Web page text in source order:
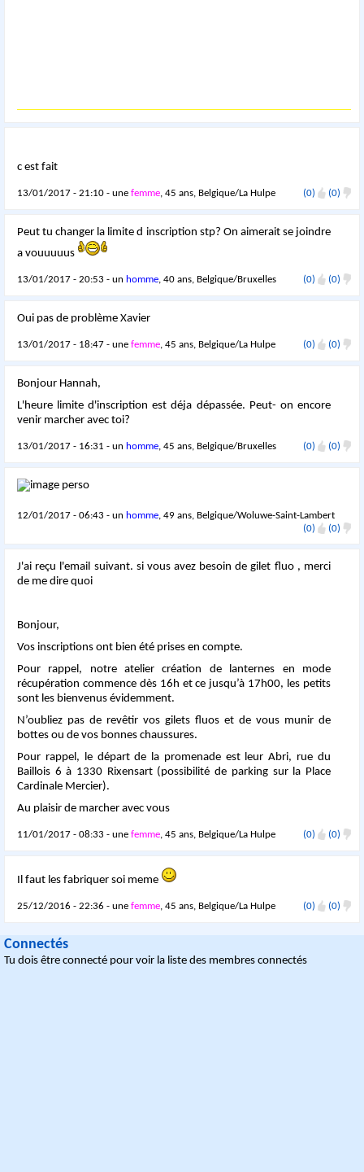
c est fait
13/01/2017 - 21:10 - unefemme, 45 ans, Belgique/La Hulpe (0) (0)
Peut tu changer la limite d inscription stp? On aimerait se joindre
a vouuuuus
13/01/2017 - 20:53 - un homme, 40 ans, Belgique/Bruxelles (0) (0)
Oui pas de problème Xavier
13/01/2017 - 18:47 - unefemme, 45 ans, Belgique/La Hulpe (0) (0)
Bonjour Hannah,
L'heure limite d'inscription est déja dépassée. Peut- on encore
venir marcher avec toi?
13/01/2017 - 16:31 - un homme, 45 ans, Belgique/Bruxelles (0) (0)
12/01/2017 - 06:43 - un homme, 49 ans, Belgique/Woluwe-Saint-Lambert
(0)
(0)
J'ai reçu l'email suivant. si vous avez besoin de gilet fluo , merci
de me dire quoi
Bonjour,
Vos inscriptions ont bien été prises en compte.
Pour rappel, notre atelier création de lanternes en mode
récupération commence dès 16h et ce jusqu’à 17h00, les petits
sont les bienvenus évidemment.
N’oubliez pas de revêtir vos gilets fluos et de vous munir de
bottes ou de vos bonnes chaussures.
Pour rappel, le départ de la promenade est leur Abri, rue du
Baillois 6 à 1330 Rixensart (possibilité de parking sur la Place
Cardinale Mercier).
Au plaisir de marcher avec vous
11/01/2017 - 08:33 - unefemme, 45 ans, Belgique/La Hulpe (0) (0)
Il faut les fabriquer soi meme
25/12/2016 - 22:36 - unefemme, 45 ans, Belgique/La Hulpe (0) (0)
Connectés
Tu dois être connecté pour voir la liste des membres connectés